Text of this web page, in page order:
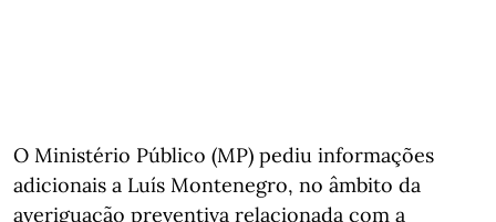
O Ministério Público (MP) pediu informações
adicionais a Luís Montenegro, no âmbito da
averiguação preventiva relacionada com a